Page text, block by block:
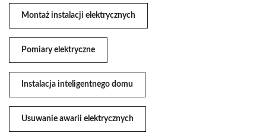
Montaż instalacji elektrycznych
Pomiary elektryczne
Instalacja inteligentnego domu
Usuwanie awarii elektrycznych